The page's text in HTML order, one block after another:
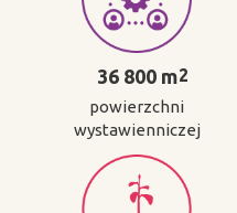
36 800 m2
powierzchni
wystawienniczej